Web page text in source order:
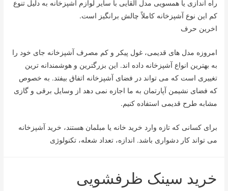
راه اندازی یا همسویی مدل القایی با سایر لوازم آشپزخانه به دلیل تنوع
کم این نوع آشپزخانه کاملاً چالش برانگیز است.
اخرین حرف
امروزه مدل های قدیمی، غول پیکر و کم مصرف آشپزخانه جای خود را
به بهترین انواع آشپزخانه داده اند. این بزرگترین و هوشمندانه ترین
تغییری است که می تواند در فضای آشپزخانه اتفاق بیفتد. به خصوص
که فضای نشیمن آپارتمان به ما اجازه نمی دهد از وسایل برقی و گازی
مشابه طرح قدیمی استفاده کنیم.
برای کسانی که تازه وارد خرید خانه یا مبلمان هستند، خرید آشپزخانه
می تواند کار دشواری باشد. اندازه، تعداد شعله، تکنولوژی
خرید سینک ظرفشویی